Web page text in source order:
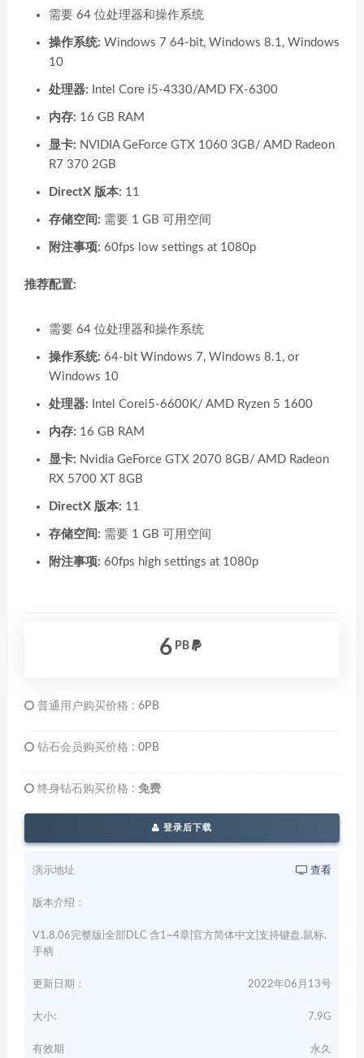
需要 64 位处理器和操作系统
操作系统: Windows 7 64-bit, Windows 8.1, Windows
10
处理器: Intel Core i5-4330/AMD FX-6300
内存: 16 GB RAM
显卡: NVIDIA GeForce GTX 1060 3GB/ AMD Radeon
R7 370 2GB
DirectX 版本: 11
存储空间: 需要 1 GB 可用空间
附注事项: 60fps low settings at 1080p
推荐配置:
需要 64 位处理器和操作系统
操作系统: 64-bit Windows 7, Windows 8.1, or
Windows 10
处理器: Intel Corei5-6600K/ AMD Ryzen 5 1600
内存: 16 GB RAM
显卡: Nvidia GeForce GTX 2070 8GB/ AMD Radeon
RX 5700 XT 8GB
DirectX 版本: 11
存储空间: 需要 1 GB 可用空间
附注事项: 60fps high settings at 1080p
6 PB
普通用户购买价格 : 6PB
钻石会员购买价格 : 0PB
终身钻石购买价格 : 免费
登录后下载
演示地址 查看
版本介绍：
V1.8.06完整版|全部DLC 含1~4章|官方简体中文|支持键盘.鼠标.
手柄
更新日期： 2022年06月13号
大小: 7.9G
有效期 永久